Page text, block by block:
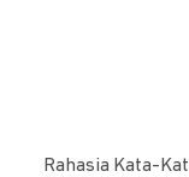
Rahasia Kata-